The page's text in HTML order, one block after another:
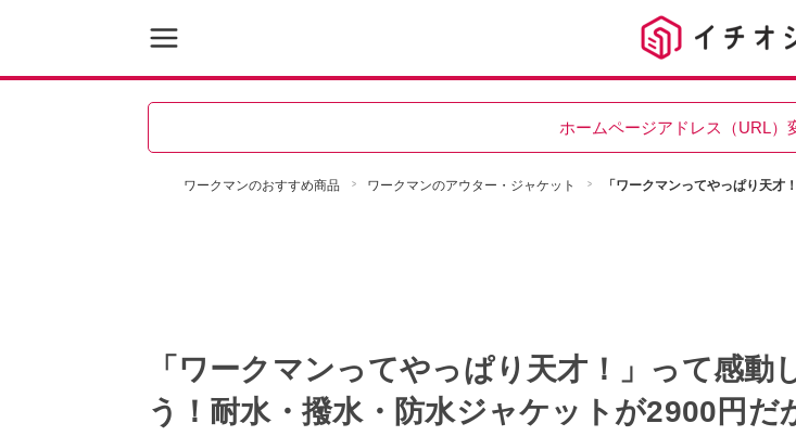
ホームページアドレス（URL）
ワークマンのおすすめ商品 ワークマンのアウター・ジャケット 「ワークマンってやっぱり天
「ワークマンってやっぱり天才！」って感動
う！耐水・撥水・防水ジャケットが2900円だ